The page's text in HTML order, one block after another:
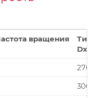
вращения